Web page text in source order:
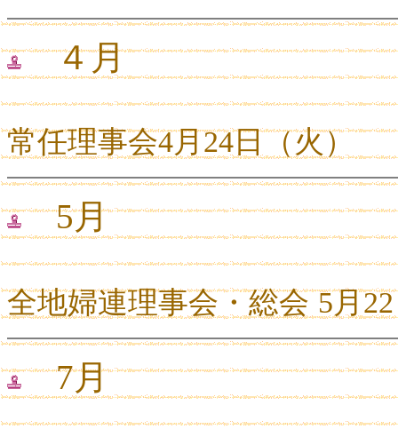
４月
常任理事会4月24日（火）
5月
全地婦連理事会・総会 5月22
7月